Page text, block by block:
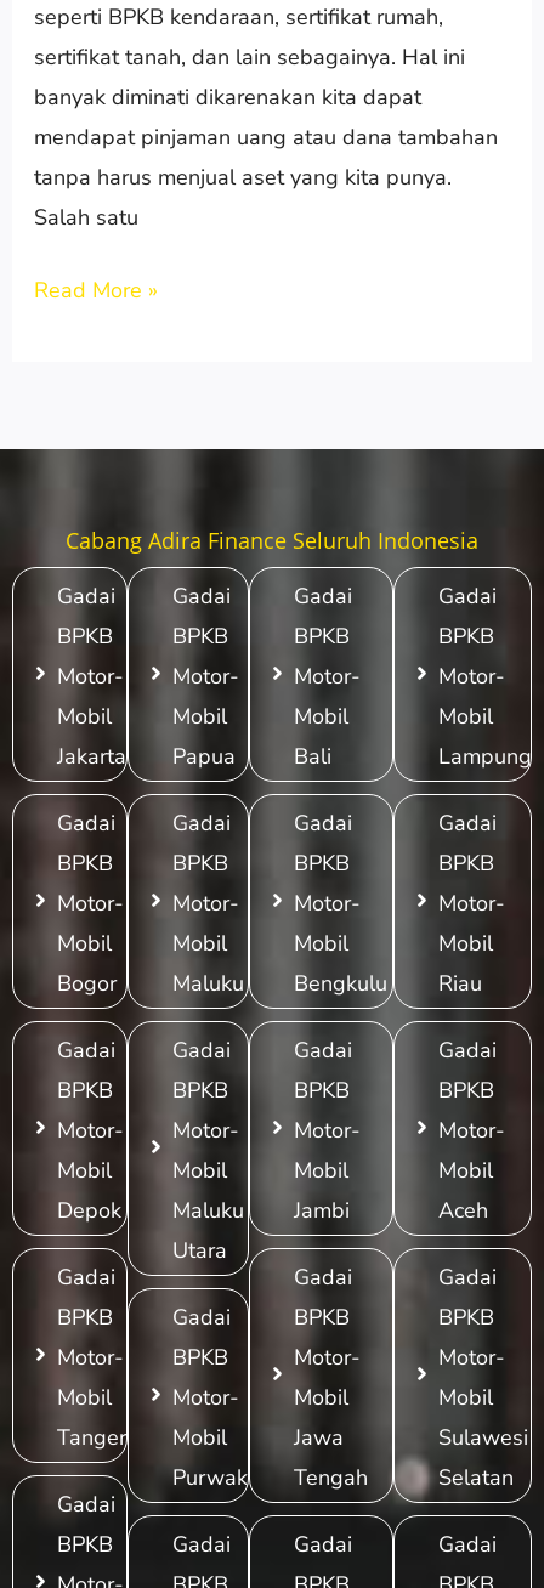
seperti BPKB kendaraan, sertifikat rumah,
sertifikat tanah, dan lain sebagainya. Hal ini
banyak diminati dikarenakan kita dapat
mendapat pinjaman uang atau dana tambahan
tanpa harus menjual aset yang kita punya.
Salah satu
Read More »
Cabang Adira Finance Seluruh Indonesia
Gadai
BPKB
Motor-
Mobil
Jakarta
Gadai
BPKB
Motor-
Mobil
Bogor
Gadai
BPKB
Motor-
Mobil
Depok
Gadai
BPKB
Motor-
Mobil
Tangerang
Gadai
BPKB
Gadai
BPKB
Motor-
Mobil
Papua
Gadai
BPKB
Motor-
Mobil
Maluku
Gadai
BPKB
Motor-
Mobil
Maluku
Utara
Gadai
BPKB
Motor-
Mobil
Purwakarta
Gadai
Gadai
BPKB
Motor-
Mobil
Bali
Gadai
BPKB
Motor-
Mobil
Bengkulu
Gadai
BPKB
Motor-
Mobil
Jambi
Gadai
BPKB
Motor-
Mobil
Jawa
Tengah
Gadai
Gadai
BPKB
Motor-
Mobil
Lampung
Gadai
BPKB
Motor-
Mobil
Riau
Gadai
BPKB
Motor-
Mobil
Aceh
Gadai
BPKB
Motor-
Mobil
Sulawesi
Selatan
Gadai